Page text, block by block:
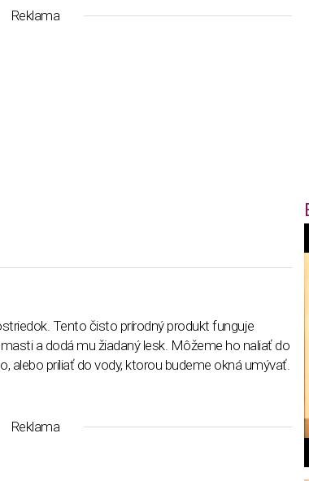
Reklama
Tento čisto prírodný produkt funguje
a dodá mu žiadaný lesk. Môžeme ho naliať do
alebo priliať do vody, ktorou budeme okná umývať.
Reklama
f
u
s